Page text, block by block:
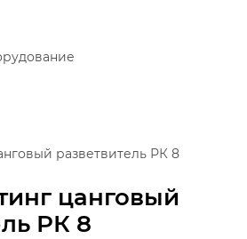
цанговый
РК 8
разветвитель РК 8